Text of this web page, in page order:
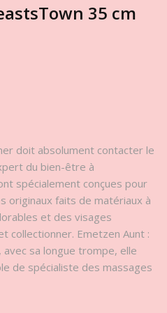
35 cm
doit absolument contacter le
du bien-être à
spécialement conçues pour
originaux faits de matériaux à
et des visages
collectionner. Emetzen Aunt :
sa longue trompe, elle
de spécialiste des massages